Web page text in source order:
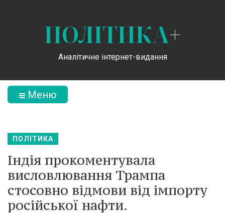
ПОЛІТИКА+
Аналітичне інтернет-видання
Меню
ПОЛІТИКА
Індія прокоментувала
висловлювання Трампа
стосовно відмови від імпорту
російської нафти.